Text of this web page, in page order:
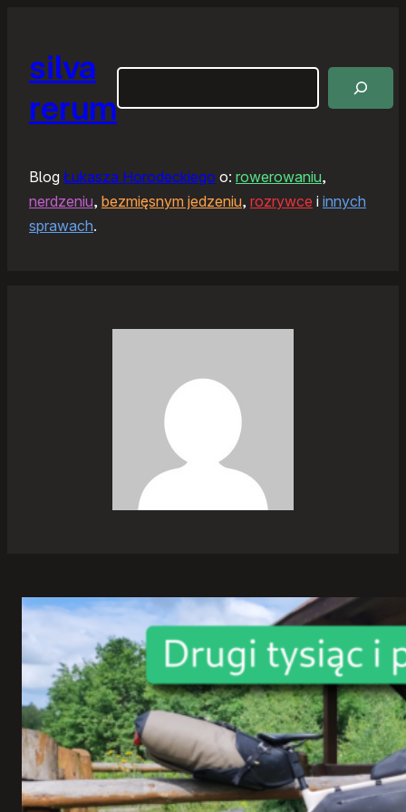
silva
rerum
Blog Łukasza Horodeckiego o: rowerowaniu,
nerdzeniu, bezmięsnym jedzeniu, rozrywce i innych
sprawach.